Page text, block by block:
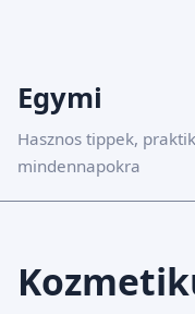
Egymi
Hasznos tippek,
mindennapokra